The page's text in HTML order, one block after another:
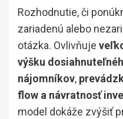
Rozhodnutie, či
zariadenú alebo
otázka. Ovlivňuje
výšku
nájomníkov,
flow a návratnosť
model dokáže zvýšiť